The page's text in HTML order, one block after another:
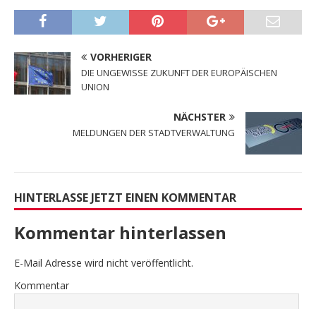
VORHERIGER
DIE UNGEWISSE ZUKUNFT DER EUROPÄISCHEN
UNION
NÄCHSTER
MELDUNGEN DER STADTVERWALTUNG
HINTERLASSE JETZT EINEN KOMMENTAR
Kommentar hinterlassen
E-Mail Adresse wird nicht veröffentlicht.
Kommentar